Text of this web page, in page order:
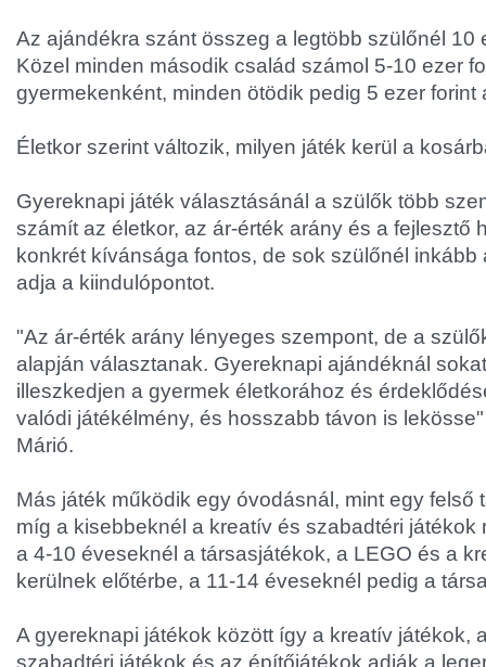
Az ajándékra szánt összeg a legtöbb szülőnél 10
Közel minden második család számol 5-10 ezer
gyermekenként, minden ötödik pedig 5 ezer forint
Életkor szerint változik, milyen játék kerül a
Gyereknapi játék választásánál a szülők több
számít az életkor, az ár-érték arány és a fejlesztő
konkrét kívánsága fontos, de sok szülőnél inkább
adja a kiindulópontot.
"Az ár-érték arány lényeges szempont, de a
alapján választanak. Gyereknapi ajándéknál
illeszkedjen a gyermek életkorához és
valódi játékélmény, és hosszabb távon is
Márió.
Más játék működik egy óvodásnál, mint egy felső
míg a kisebbeknél a kreatív és szabadtéri játékok
a 4-10 éveseknél a társasjátékok, a LEGO és a
kerülnek előtérbe, a 11-14 éveseknél pedig a
A gyereknapi játékok között így a kreatív játékok,
szabadtéri játékok és az építőjátékok adják a